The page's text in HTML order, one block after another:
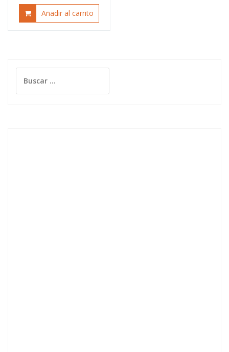
Añadir al carrito